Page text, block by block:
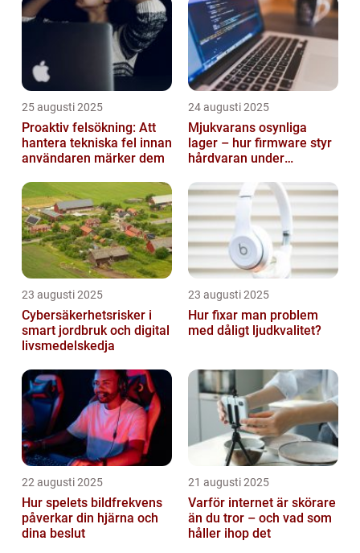
25 augusti 2025
Proaktiv felsökning: Att
hantera tekniska fel innan
användaren märker dem
24 augusti 2025
Mjukvarans osynliga
lager – hur firmware styr
hårdvaran under
23 augusti 2025
Cybersäkerhetsrisker i
smart jordbruk och digital
livsmedelskedja
23 augusti 2025
Hur fixar man problem
med dåligt ljudkvalitet?
22 augusti 2025
Hur spelets bildfrekvens
påverkar din hjärna och
dina beslut
21 augusti 2025
Varför internet är skörare
än du tror – och vad som
håller ihop det